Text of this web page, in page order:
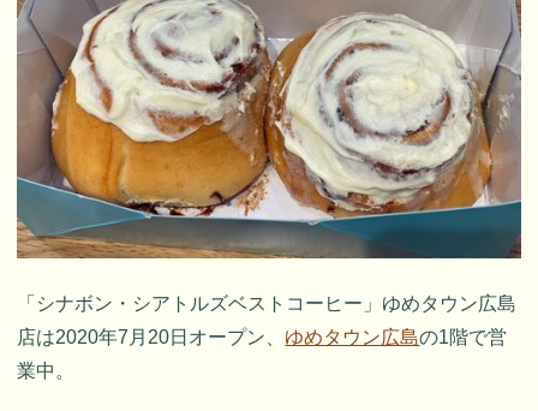
「シナボン・シアトルズベストコーヒー」ゆめタウン広島
店は2020年7月20日オープン、 ゆめタウン広島の1階で営
業中。